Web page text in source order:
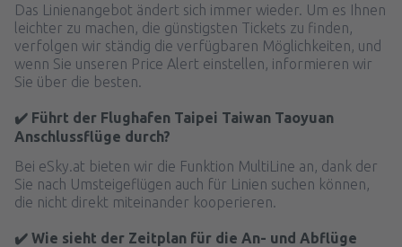
Das Linienangebot ändert sich immer wieder. Um es Ihnen
leichter zu machen, die günstigsten Tickets zu finden,
verfolgen wir ständig die verfügbaren Möglichkeiten, und
wenn Sie unseren Price Alert einstellen, informieren wir
Sie über die besten.
✔️ Führt der Flughafen Taipei Taiwan Taoyuan
Anschlussflüge durch?
Bei eSky.at bieten wir die Funktion MultiLine an, dank der
Sie nach Umsteigeflügen auch für Linien suchen können,
die nicht direkt miteinander kooperieren.
✔️ Wie sieht der Zeitplan für die An- und Abflüge